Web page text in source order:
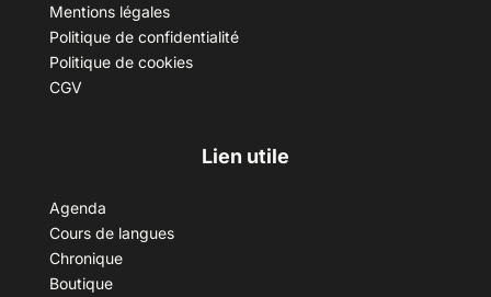
Mentions légales
Politique de confidentialité
Politique de cookies
CGV
Lien utile
Agenda
Cours de langues
Chronique
Boutique